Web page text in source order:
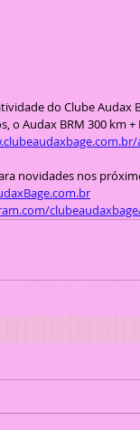
o Audax BRM 300 km
novidades nos